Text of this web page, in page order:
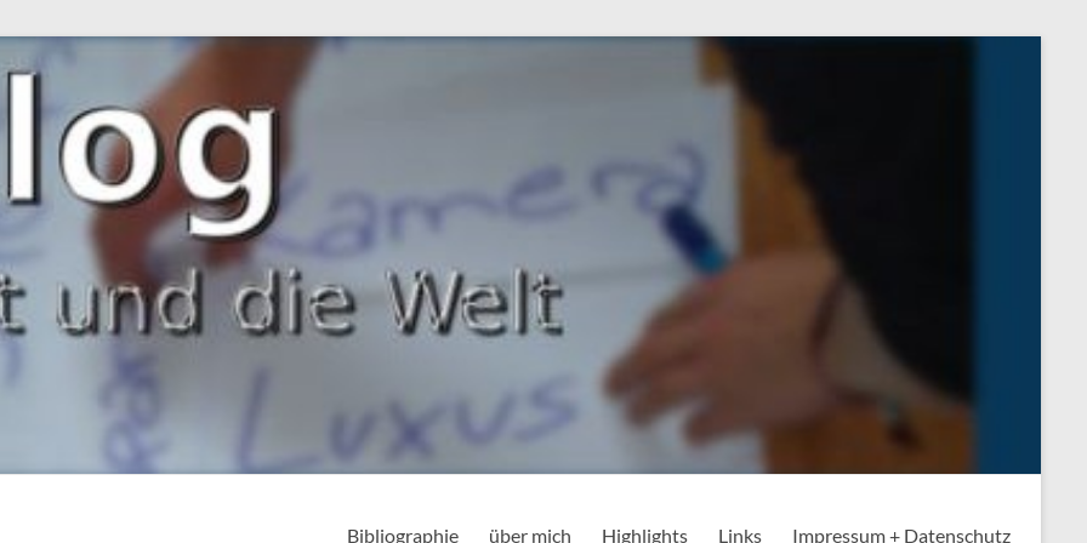
Bibliographie über mich Highlights Links Impressum + Datenschutz